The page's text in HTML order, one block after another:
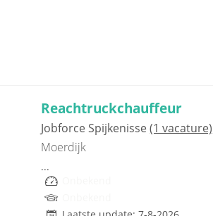
Reachtruckchauffeur
Jobforce Spijkenisse(1 vacature)
Moerdijk
...